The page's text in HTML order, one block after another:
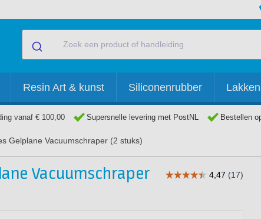
Resin Art & kunst Siliconenrubber
vanaf € 100,00 Supersnelle levering met PostNL Bestellen
Gelplane Vacuumschraper (2 stuks)
Vacuumschraper